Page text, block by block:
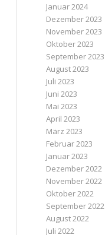
Januar 2024
Dezember 2023
November 2023
Oktober 2023
September 2023
August 2023
Juli 2023
Juni 2023
Mai 2023
April 2023
März 2023
Februar 2023
Januar 2023
Dezember 2022
November 2022
Oktober 2022
September 2022
August 2022
Juli 2022